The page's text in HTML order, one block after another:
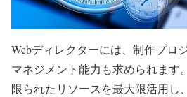
Webディレクターには、制作プロ
マネジメント能力も求められます。
限られたリソースを最大限活用し